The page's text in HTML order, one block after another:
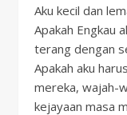
Aku kecil dan
Apakah Engkau
terang dengan
Apakah aku
mereka, wajah-
kejayaan masa